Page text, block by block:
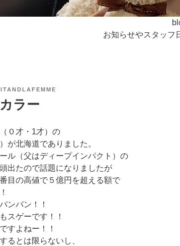
お知らせやスタッフ
ラー
０才・1才）の
が北海道でありました。
ル（父はディープインパクト）の
出たので話題になりましたが
目の高値で５億円を超える額で
ンバン！！
スゲーです！！
すよねー！！
るとは限らないし、